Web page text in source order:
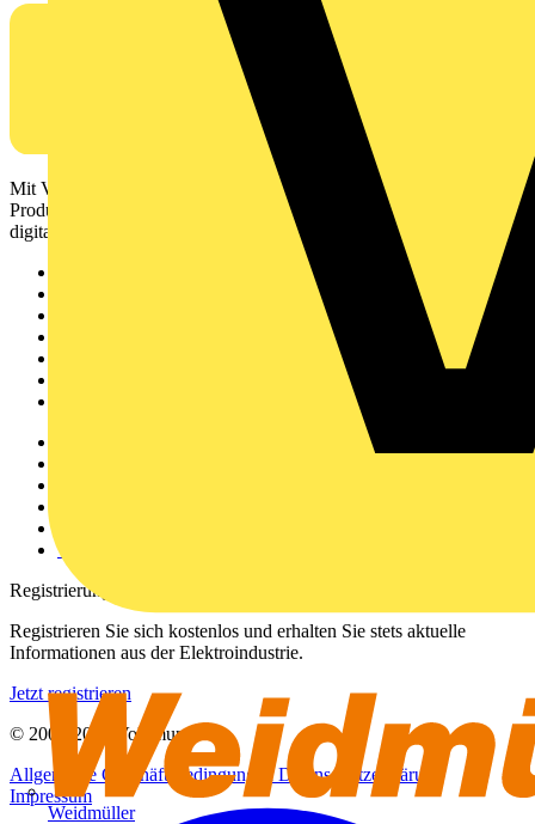
Weidmüller
Mit Voltimum erhalten Elektrofachkräfte Zugang zu Branchennews,
Produktinformationen, Schulungen und Tools – alles auf einer
digitalen Plattform und Community.
voltimum.com
Registrierung
Registrieren Sie sich kostenlos und erhalten Sie stets aktuelle
Informationen aus der Elektroindustrie.
Jetzt registrieren
© 2002-
2026
Voltimum
Allgemeine GeschäftsbedingungenDatenschutzerklärung
Impressum